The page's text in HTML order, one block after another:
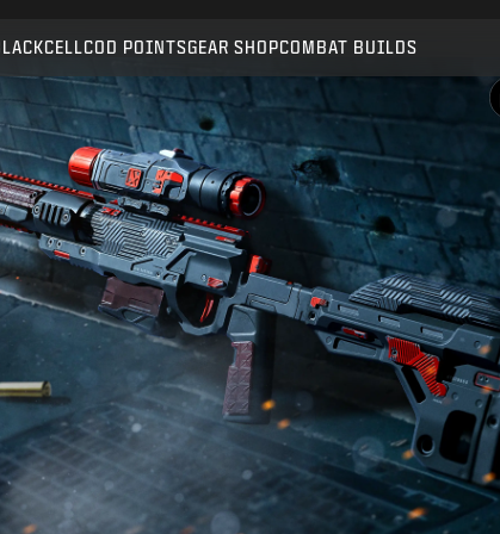
COD POINTSGEAR SHOPCOMBAT BUILDS
SUBMIT
CONFIRM PURCHASE
CANCEL
Activision may update, replace, or remove this in-game
content at any time.
SHARE
Email
Facebook
X
Copy Link